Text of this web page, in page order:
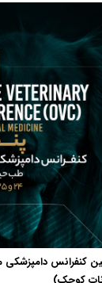
کنفرانس